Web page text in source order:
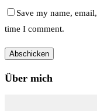
Save my name,
time I comment.
Über mich